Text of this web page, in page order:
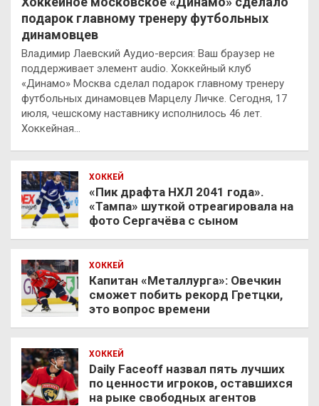
подарок главному тренеру футбольных
динамовцев
Владимир Лаевский Аудио-версия: Ваш браузер не
поддерживает элемент audio. Хоккейный клуб
«Динамо» Москва сделал подарок главному тренеру
футбольных динамовцев Марцелу Личке. Сегодня, 17
июля, чешскому наставнику исполнилось 46 лет.
Хоккейная…
ХОККЕЙ
«Пик драфта НХЛ 2041 года».
«Тампа» шуткой отреагировала на
фото Сергачёва с сыном
ХОККЕЙ
Капитан «Металлурга»: Овечкин
сможет побить рекорд Гретцки,
это вопрос времени
ХОККЕЙ
Daily Faceoff назвал пять лучших
по ценности игроков, оставшихся
на рыке свободных агентов